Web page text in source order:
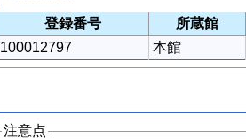
登録番号 所蔵館
100012797
本館
注意点